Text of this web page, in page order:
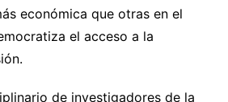
económica que otras en el
el acceso a la
de investigadores de la